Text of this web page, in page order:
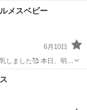
メスベビー
6月10日
🥰 本日、明日
ります🙇‍♀️ とって
んです🥰 お問い合わせお待ちしております🙇‍♀️
プ